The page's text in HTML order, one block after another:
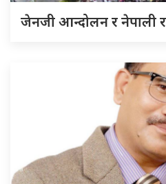
जेनजी आन्दोलन र नेपाली